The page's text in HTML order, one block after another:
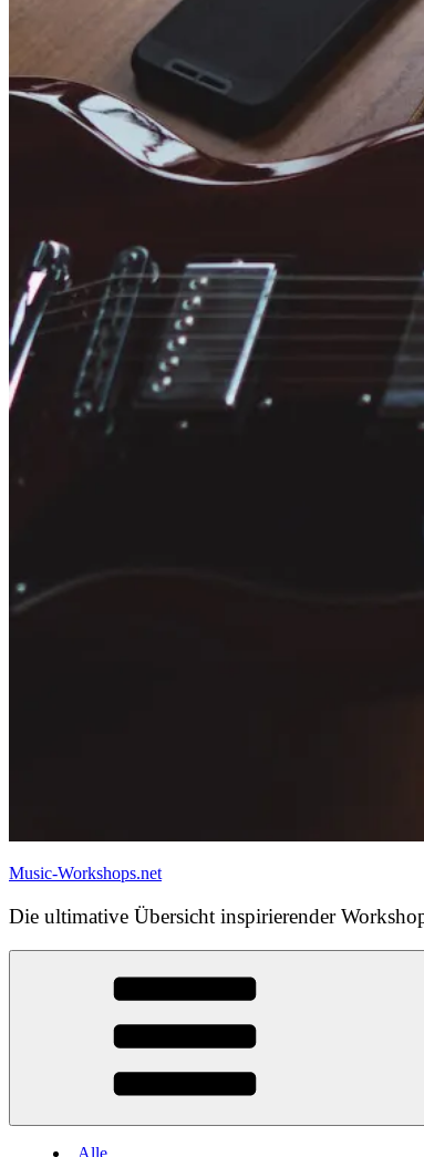
Music-Workshops.net
Die ultimative Übersicht inspirierender